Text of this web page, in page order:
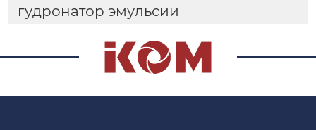
гудронатор эмульсии